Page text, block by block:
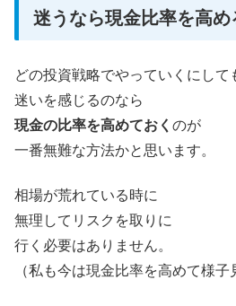
迷うなら現金比率を高め
どの投資戦略でやっていくにして
迷いを感じるのなら
現金の比率を高めておく のが
一番無難な方法かと思います。
相場が荒れている時に
無理してリスクを取りに
行く必要はありません。
（私も今は現金比率を高めて様子